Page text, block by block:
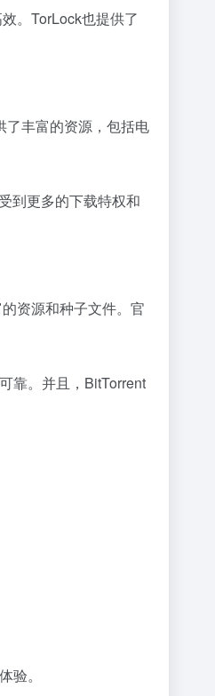
。TorLock也提供了
了丰富的资源，包括电
到更多的下载特权和
资源和种子文件。官
靠。并且，BitTorrent
。